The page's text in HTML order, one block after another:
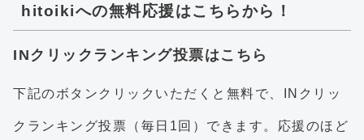
hitoikiへの無料応援はこちらから！
INクリックランキング投票はこちら
下記のボタンクリックいただくと無料で、INクリッ
クランキング投票（毎日1回）できます。応援のほど